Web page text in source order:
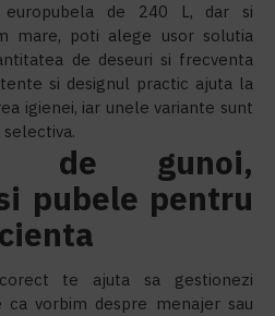
de 240 L, dar si
mare, poti alege usor solutia
de deseuri si frecventa
si designul practic ajuta la
igienei, iar unele variante sunt
de gunoi,
pubele pentru
te ajuta sa gestionezi
ca vorbim despre menajer sau